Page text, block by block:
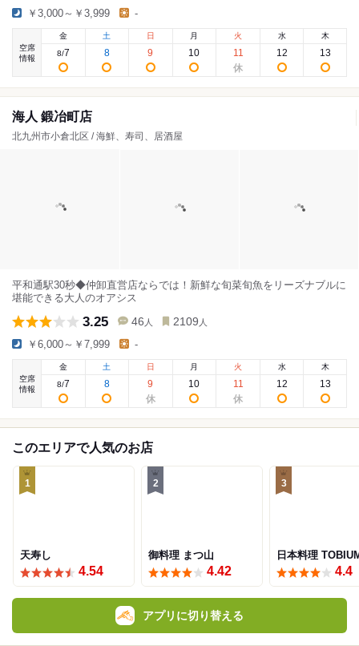
￥3,000～￥3,999 -
空席
情報
金
8/7
土
8
日
9
月
10
火
11
水
12
木
13
海人 鍛冶町店
北九州市小倉北区 / 海鮮、寿司、居酒屋
平和通駅30秒◆仲卸直営店ならでは！新鮮な旬菜旬魚をリーズナブルに
堪能できる大人のオアシス
3.25 46 人 2109 人
￥6,000～￥7,999 -
空席
情報
金
8/7
土
8
日
9
月
10
火
11
水
12
木
13
このエリアで人気のお店
1
天寿し
4.54
2
御料理 まつ山
4.42
3
日本料理
4.4
アプリに切り替える